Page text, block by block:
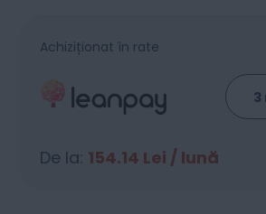
Achiziționat în rate
De la: 154.14 Lei / lună